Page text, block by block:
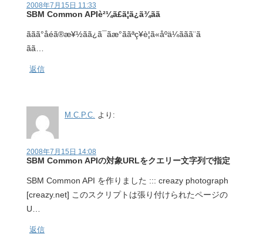
2008年7月15日 11:33
SBM Common APIè²¼ã£ã¦ã¿ã¾ãã
ãã­ã°åéã®æ¥½ãã¿ã¯ãæ°ããªç¥è¦ã«åºä¼ããã¨ã
ãã…
返信
M.C.P.C. より:
2008年7月15日 14:08
SBM Common APIの対象URLをクエリー文字列で指定
SBM Common API を作りました ::: creazy photograph
[creazy.net] このスクリプトは張り付けられたページの
U…
返信